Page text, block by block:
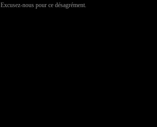
Excusez-nous pour ce désagrément.